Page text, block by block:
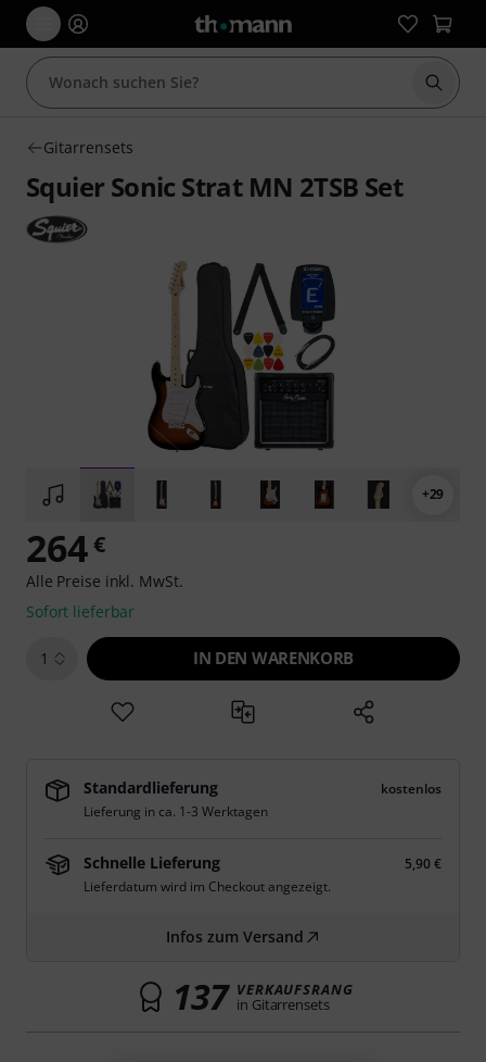
Suche
Gitarrensets
Squier Sonic Strat MN 2TSB Set
+29
264€
Alle Preise inkl. MwSt.
Sofort lieferbar
1 IN DEN WARENKORB
Standardlieferung
kostenlos
Lieferung in ca. 1-3 Werktagen
Schnelle Lieferung
5,90 €
Lieferdatum wird im Checkout angezeigt.
Infos zum Versand
137 VERKAUFSRANG
in Gitarrensets